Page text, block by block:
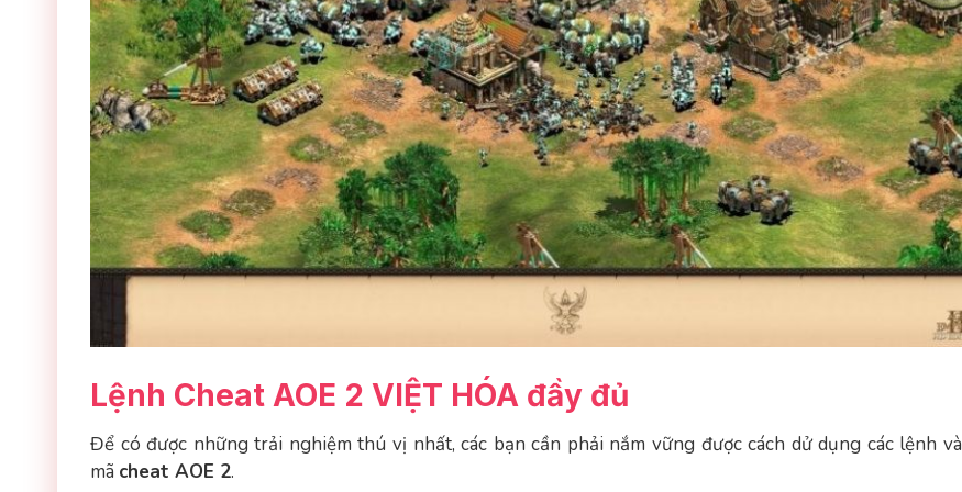
Lệnh Cheat AOE 2 VIỆT HÓA đầy đủ
Để có được những trải nghiệm thú vị nhất, các bạn cần phải nắm vững được cách dử dụng các lệnh và
mã cheat AOE 2.